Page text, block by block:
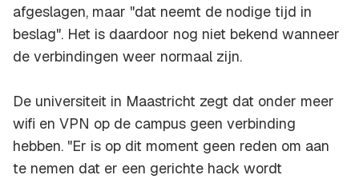
afgeslagen, maar "dat neemt de nodige tijd in
beslag". Het is daardoor nog niet bekend wanneer
de verbindingen weer normaal zijn.
De universiteit in Maastricht zegt dat onder meer
wifi en VPN op de campus geen verbinding
hebben. "Er is op dit moment geen reden om aan
te nemen dat er een gerichte hack wordt